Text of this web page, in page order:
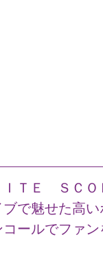
ＩＴＥ ＳＣＯ
で魅せた高い
ールでファン